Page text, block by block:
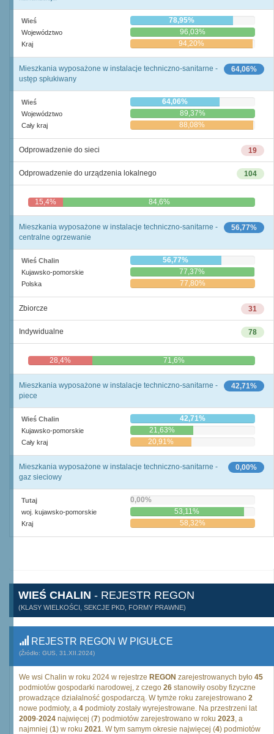
Wieś 78,95%
Województwo 96,03%
Kraj 94,20%
64,06%
Mieszkania wyposażone w instalacje techniczno-sanitarne -
ustęp spłukiwany
Wieś 64,06%
Województwo 89,37%
Cały kraj 88,08%
19
Odprowadzenie do sieci
104
Odprowadzenie do urządzenia lokalnego
15,4% 84,6%
56,77%
Mieszkania wyposażone w instalacje techniczno-sanitarne -
centralne ogrzewanie
Wieś Chalin 56,77%
Kujawsko-pomorskie 77,37%
Polska 77,80%
31
Zbiorcze
78
Indywidualne
28,4% 71,6%
42,71%
Mieszkania wyposażone w instalacje techniczno-sanitarne -
piece
Wieś Chalin 42,71%
Kujawsko-pomorskie 21,63%
Cały kraj 20,91%
0,00%
Mieszkania wyposażone w instalacje techniczno-sanitarne -
gaz sieciowy
Tutaj 0,00%
woj. kujawsko-pomorskie 53,11%
Kraj 58,32%
WIEŚ CHALIN - REJESTR REGON
(KLASY WIELKOŚCI, SEKCJE PKD, FORMY PRAWNE)
REJESTR REGON W PIGUŁCE
(Źródło: GUS, 31.XII.2024)
We wsi Chalin w roku 2024 w rejestrze REGON zarejestrowanych było 45
podmiotów gospodarki narodowej, z czego 26 stanowiły osoby fizyczne
prowadzące działalność gospodarczą. W tymże roku zarejestrowano 2
nowe podmioty, a 4 podmioty zostały wyrejestrowane. Na przestrzeni lat
2009-2024 najwięcej (7) podmiotów zarejestrowano w roku 2023, a
najmniej (1) w roku 2021. W tym samym okresie najwięcej (4) podmiotów